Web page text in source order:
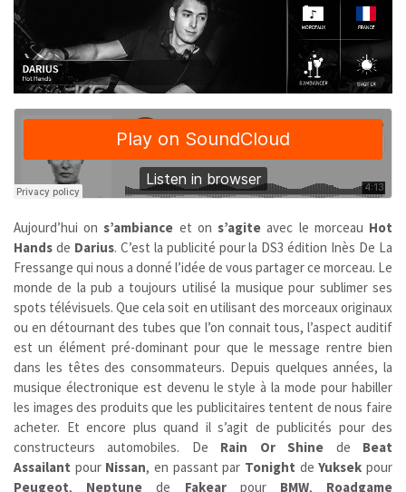
Aujourd’hui ons’ambiance et ons’agite avec le morceau Hot
Hands de Darius. C’est la publicité pour la DS3 édition Inès De La
Fressange qui nous a donné l’idée de vous partager ce morceau. Le
monde de la pub a toujours utilisé la musique pour sublimer ses
spots télévisuels. Que cela soit en utilisant des morceaux originaux
ou en détournant des tubes que l’on connait tous, l’aspect auditif
est un élément pré-dominant pour que le message rentre bien
dans les têtes des consommateurs. Depuis quelques années, la
musique électronique est devenu le style à la mode pour habiller
les images des produits que les publicitaires tentent de nous faire
acheter. Et encore plus quand il s’agit de publicités pour des
constructeurs automobiles. De Rain Or Shine de Beat
Assailant pour Nissan, en passant par Tonight deYuksek pour
Peugeot, Neptunede Fakear pourBMW, Roadgame